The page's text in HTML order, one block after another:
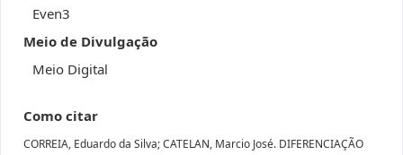
Even3
Meio de Divulgação
Meio Digital
Como citar
CORREIA, Eduardo da Silva; CATELAN, Marcio José. DIFERENCIAÇÃO